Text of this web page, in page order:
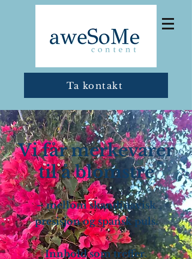
Ta kontakt
Vi får merkevarer
til å blomstre
– mellom skandinavisk
presisjon og spansk puls.
Innhold som treffer.